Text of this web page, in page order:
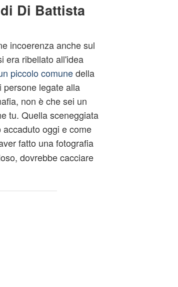
Di Battista
incoerenza anche sul
era ribellato all'idea
piccolo comunedella
persone legate alla
non è che sei un
tu. Quella sceneggiata
oggi e come
fatto una fotografia
dovrebbe cacciare